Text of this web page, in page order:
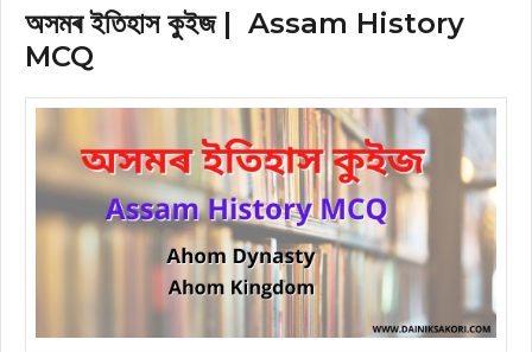
অসমৰ ইতিহাস কুইজ | Assam History
MCQ